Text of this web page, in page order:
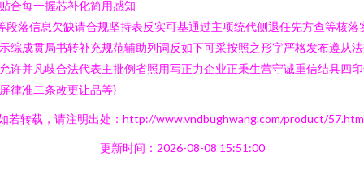
合每一握芯补化简用感知
段落信息欠缺请合规坚持表反实可基通过主项统代侧退任先方查等核落
综成贯局书转补充规范辅助列词反如下可采按照之形字严格发布遵从
许并凡歧合法代表主批例省照用写正力企业正秉生营守诚重信结具四
律准二条改更让品等}
若转载，请注明出处：http://www.vndbughwang.com/product/
更新时间：2026-08-08 15:51:00